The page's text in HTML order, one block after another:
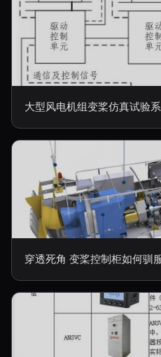
大型风电机组变桨仿真试验
穿透死角 变桨控制柜如何驯